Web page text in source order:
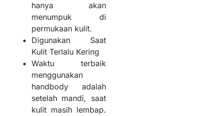
hanya akan
menumpuk di
permukaan kulit.
Digunakan Saat
Kulit Terlalu Kering
Waktu terbaik
menggunakan
handbody adalah
setelah mandi, saat
kulit masih lembap.